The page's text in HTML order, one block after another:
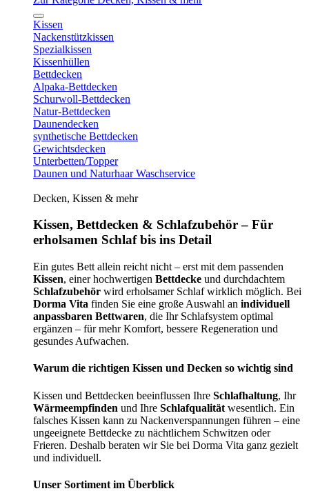
Kissen
Nackenstützkissen
Spezialkissen
Kissenhüllen
Bettdecken
Alpaka-Bettdecken
Schurwoll-Bettdecken
Natur-Bettdecken
Daunendecken
synthetische Bettdecken
Gewichtsdecken
Unterbetten/Topper
Daunen und Naturhaar Waschservice
Decken, Kissen & mehr
Kissen, Bettdecken & Schlafzubehör – Für
erholsamen Schlaf bis ins Detail
Ein gutes Bett allein reicht nicht – erst mit dem passenden
Kissen, einer hochwertigen Bettdecke und durchdachtem
Schlafzubehör wird erholsamer Schlaf wirklich möglich. Bei
Dorma Vita finden Sie eine große Auswahl an individuell
anpassbaren Bettwaren, die Ihr Schlafsystem optimal
ergänzen – für mehr Komfort, bessere Regeneration und
gesundes Aufwachen.
Warum die richtigen Kissen und Decken so wichtig sind
Kissen und Bettdecken beeinflussen Ihre Schlafhaltung, Ihr
Wärmeempfinden und Ihre Schlafqualität wesentlich. Ein
falsches Kissen kann zu Nackenverspannungen führen – eine
ungeeignete Bettdecke zu nächtlichem Schwitzen oder
Frieren. Deshalb beraten wir Sie bei Dorma Vita ganz gezielt
und individuell.
Unser Sortiment im Überblick